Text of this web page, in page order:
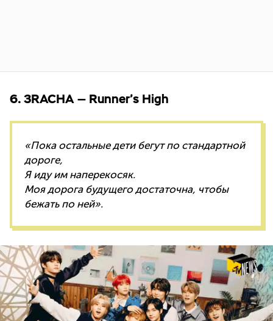
6. 3RACHA — Runner’s High
«Пока остальные дети бегут по стандартной
дороге,
Я иду им наперекосяк.
Моя дорога будущего достаточна, чтобы
бежать по ней».